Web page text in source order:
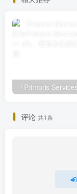
评论 共1条